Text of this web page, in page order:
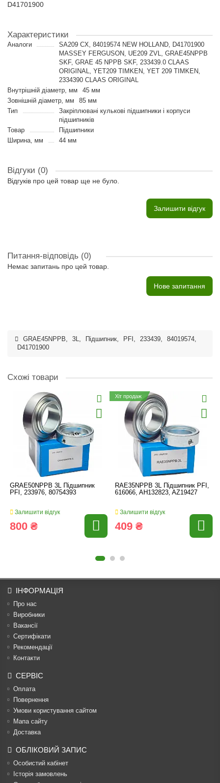
D41701900
Характеристики
Аналоги
SA209 CX, 84019574 NEW HOLLAND, D41701900
MASSEY FERGUSON, UE209 ZVL, GRAE45NPPB
SKF, GRAE 45 NPPB SKF, 233439.0 CLAAS
ORIGINAL, YET209 TIMKEN, YET 209 TIMKEN,
2334390 CLAAS ORIGINAL
Внутрішній діаметр, мм
45 мм
Зовнішній діаметр, мм
85 мм
Тип
Закріплювані кулькові підшипники і корпуси
підшипників
Товар
Підшипники
Ширина, мм
44 мм
Відгуки (0)
Відгуків про цей товар ще не було.
Залишити відгук
Питання-відповідь (0)
Немає запитань про цей товар.
Нове запитання
GRAE45NPPB, 3L, Підшипник, PFI , 233439, 84019574,
D41701900
Схожі товари
GRAE50NPPB 3L Підшипник
PFI, 233976, 80754393
Залишити відгук
800 ₴
Хіт продаж
RAE35NPPB 3L Підшипник PFI,
616066, AH132823, AZ19427
Залишити відгук
409 ₴
ІНФОРМАЦІЯ
Про нас
Виробники
Вакансії
Сертифікати
Рекомендації
Контакти
СЕРВІС
Оплата
Повернення
Умови користування сайтом
Мапа сайту
Доставка
ОБЛІКОВИЙ ЗАПИС
Особистий кабінет
Історія замовлень